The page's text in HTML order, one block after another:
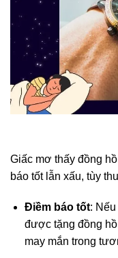
Giấc mơ thấy đồng
báo tốt lẫn xấu, tùy
Điềm báo tốt:
được tặng đồng
may mắn trong